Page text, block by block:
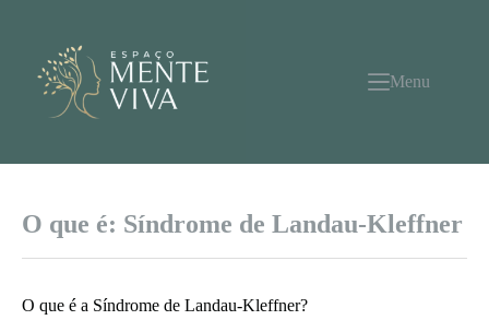
conteúdo
Menu
O que é: Síndrome de Landau-Kleffner
O que é a Síndrome de Landau-Kleffner?